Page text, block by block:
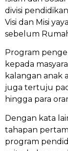
divisi
Visi dan Misi
sebelum
Program
kepada
kalangan anak
juga tertuju
hingga para
Dengan kata
tahapan
program